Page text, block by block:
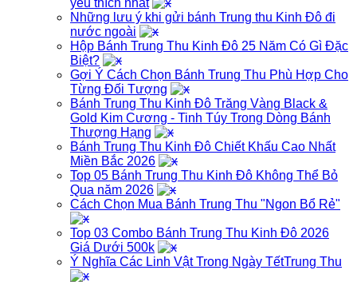
Những lưu ý khi gửi bánh Trung thu Kinh Đô đi
nước ngoài
Hộp Bánh Trung Thu Kinh Đô 25 Năm Có Gì Đặc
Biệt?
Gợi Ý Cách Chọn Bánh Trung Thu Phù Hợp Cho
Từng Đối Tượng
Bánh Trung Thu Kinh Đô Trăng Vàng Black &
Gold Kim Cương - Tinh Túy Trong Dòng Bánh
Thượng Hạng
Bánh Trung Thu Kinh Đô Chiết Khấu Cao Nhất
Miền Bắc 2026
Top 05 Bánh Trung Thu Kinh Đô Không Thể Bỏ
Qua năm 2026
Cách Chọn Mua Bánh Trung Thu "Ngon Bổ Rẻ"
Top 03 Combo Bánh Trung Thu Kinh Đô 2026
Giá Dưới 500k
Ý Nghĩa Các Linh Vật Trong Ngày TếtTrung Thu